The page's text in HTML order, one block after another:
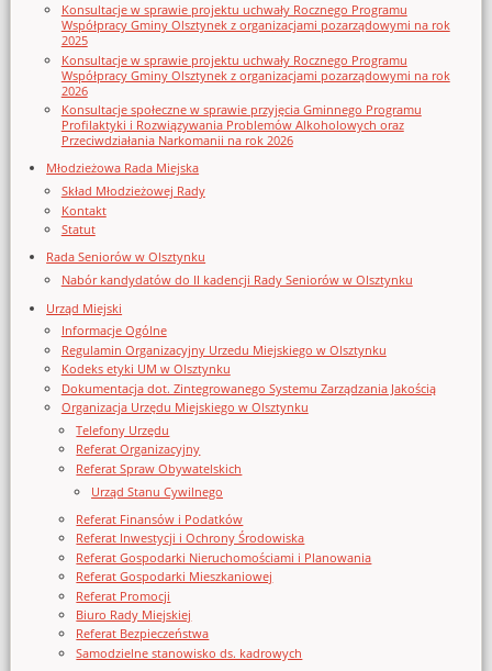
Konsultacje w sprawie projektu uchwały Rocznego Programu
Współpracy Gminy Olsztynek z organizacjami pozarządowymi na rok
2025
Konsultacje w sprawie projektu uchwały Rocznego Programu
Współpracy Gminy Olsztynek z organizacjami pozarządowymi na rok
2026
Konsultacje społeczne w sprawie przyjęcia Gminnego Programu
Profilaktyki i Rozwiązywania Problemów Alkoholowych oraz
Przeciwdziałania Narkomanii na rok 2026
Młodzieżowa Rada Miejska
Skład Młodzieżowej Rady
Kontakt
Statut
Rada Seniorów w Olsztynku
Nabór kandydatów do II kadencji Rady Seniorów w Olsztynku
Urząd Miejski
Informacje Ogólne
Regulamin Organizacyjny Urzedu Miejskiego w Olsztynku
Kodeks etyki UM w Olsztynku
Dokumentacja dot. Zintegrowanego Systemu Zarządzania Jakością
Organizacja Urzędu Miejskiego w Olsztynku
Telefony Urzędu
Referat Organizacyjny
Referat Spraw Obywatelskich
Urząd Stanu Cywilnego
Referat Finansów i Podatków
Referat Inwestycji i Ochrony Środowiska
Referat Gospodarki Nieruchomościami i Planowania
Referat Gospodarki Mieszkaniowej
Referat Promocji
Biuro Rady Miejskiej
Referat Bezpieczeństwa
Samodzielne stanowisko ds. kadrowych